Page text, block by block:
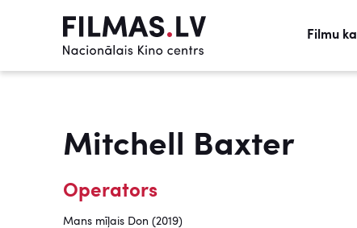
Filmu
Mitchell Baxter
Operators
Mans mīļais Don (2019)